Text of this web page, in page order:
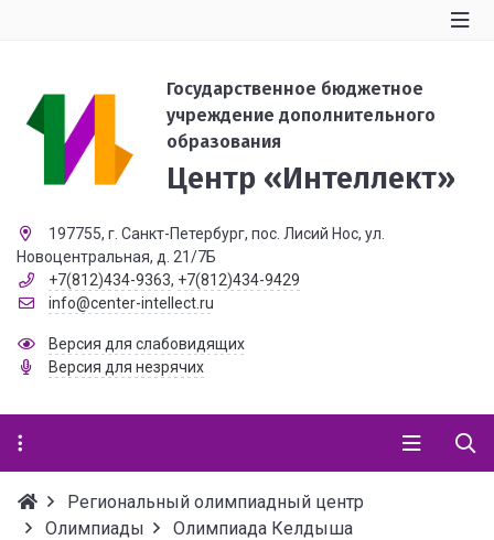
Государственное бюджетное
учреждение дополнительного
образования
Центр «Интеллект»
197755, г. Санкт-Петербург, пос. Лисий Нос, ул.
Новоцентральная, д. 21/7Б
+7(812)434-9363, +7(812)434-9429
info@center-intellect.ru
Версия для слабовидящих
Версия для незрячих
Региональный олимпиадный центр
Олимпиады
Олимпиада Келдыша